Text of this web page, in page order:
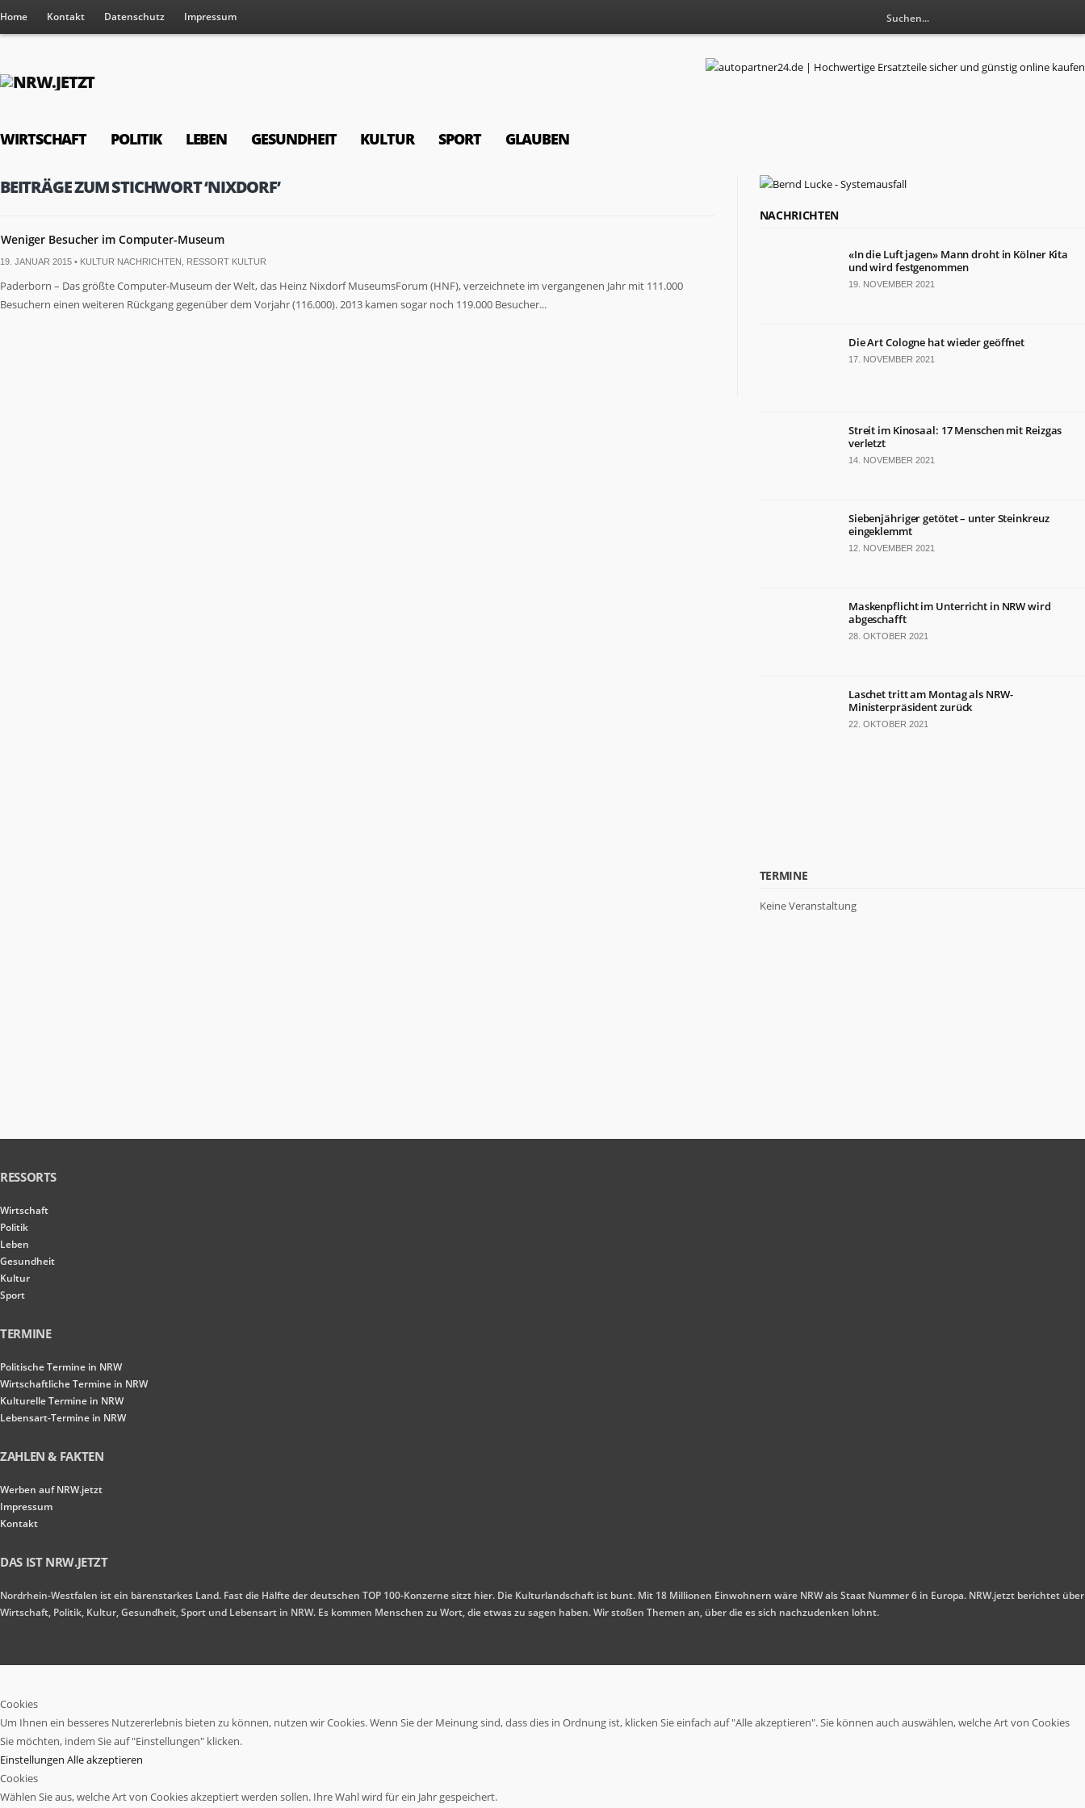
Home Kontakt Datenschutz Impressum
WIRTSCHAFT POLITIK LEBEN GESUNDHEIT KULTUR SPORT GLAUBEN
BEITRÄGE ZUM STICHWORT ‘NIXDORF’
Weniger Besucher im Computer-Museum
19. JANUAR 2015 • KULTUR NACHRICHTEN RESSORT KULTUR
Paderborn – Das größte Computer-Museum der Welt, das Heinz Nixdorf MuseumsForum (HNF), verzeichnete im vergangenen Jahr mit 111.000
Besuchern einen weiteren Rückgang gegenüber dem Vorjahr (116.000). 2013 kamen sogar noch 119.000 Besucher...
NACHRICHTEN
«In die Luft jagen» Mann droht in Kölner Kita
und wird festgenommen
19. NOVEMBER 2021
Die Art Cologne hat wieder geöffnet
17. NOVEMBER 2021
Streit im Kinosaal: 17 Menschen mit Reizgas
verletzt
14. NOVEMBER 2021
Siebenjähriger getötet – unter Steinkreuz
eingeklemmt
12. NOVEMBER 2021
Maskenpflicht im Unterricht in NRW wird
abgeschafft
28. OKTOBER 2021
Laschet tritt am Montag als NRW-
Ministerpräsident zurück
22. OKTOBER 2021
TERMINE
Keine Veranstaltung
RESSORTS
Wirtschaft
Politik
Leben
Gesundheit
Kultur
Sport
TERMINE
Politische Termine in NRW
Wirtschaftliche Termine in NRW
Kulturelle Termine in NRW
Lebensart-Termine in NRW
ZAHLEN & FAKTEN
Werben auf NRW.jetzt
Impressum
Kontakt
DAS IST NRW.JETZT
Nordrhein-Westfalen ist ein bärenstarkes Land. Fast die Hälfte der deutschen TOP 100-Konzerne sitzt hier. Die Kulturlandschaft ist bunt. Mit 18 Millionen Einwohnern wäre NRW als Staat Nummer 6 in Europa. NRW.jetzt berichtet über
Wirtschaft, Politik, Kultur, Gesundheit, Sport und Lebensart in NRW. Es kommen Menschen zu Wort, die etwas zu sagen haben. Wir stoßen Themen an, über die es sich nachzudenken lohnt.
Cookies
Um Ihnen ein besseres Nutzererlebnis bieten zu können, nutzen wir Cookies. Wenn Sie der Meinung sind, dass dies in Ordnung ist, klicken Sie einfach auf "Alle akzeptieren". Sie können auch auswählen, welche Art von Cookies
Sie möchten, indem Sie auf "Einstellungen" klicken.
Einstellungen Alle akzeptieren
Cookies
Wählen Sie aus, welche Art von Cookies akzeptiert werden sollen. Ihre Wahl wird für ein Jahr gespeichert.